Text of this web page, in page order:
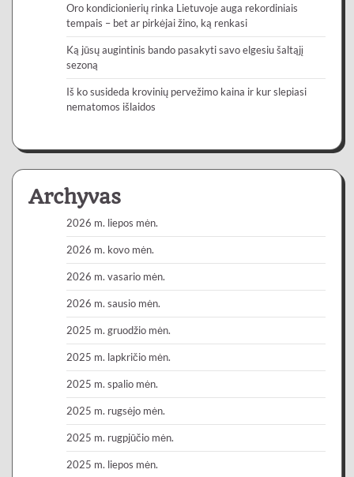
Oro kondicionierių rinka Lietuvoje auga rekordiniais
tempais – bet ar pirkėjai žino, ką renkasi
Ką jūsų augintinis bando pasakyti savo elgesiu šaltąjį
sezoną
Iš ko susideda krovinių pervežimo kaina ir kur slepiasi
nematomos išlaidos
Archyvas
2026 m. liepos mėn.
2026 m. kovo mėn.
2026 m. vasario mėn.
2026 m. sausio mėn.
2025 m. gruodžio mėn.
2025 m. lapkričio mėn.
2025 m. spalio mėn.
2025 m. rugsėjo mėn.
2025 m. rugpjūčio mėn.
2025 m. liepos mėn.